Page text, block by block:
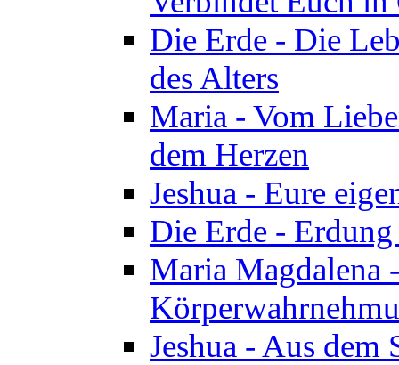
Die Erde - Die
des Alters
Maria - Vom
dem Herzen
Jeshua - Eure
Die Erde -
Maria Magdalena
Jeshua - Aus dem